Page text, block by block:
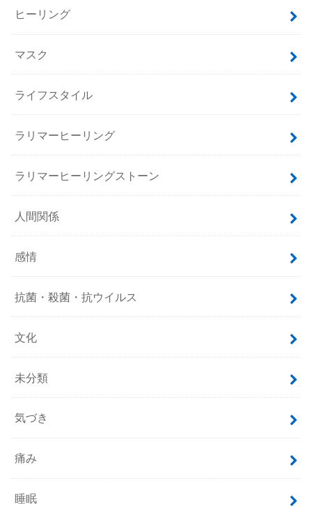
ヒーリング
マスク
ライフスタイル
ラリマーヒーリング
ラリマーヒーリングストーン
人間関係
感情
抗菌・殺菌・抗ウイルス
文化
未分類
気づき
痛み
睡眠